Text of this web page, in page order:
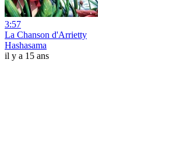
3:57
La Chanson d'Arrietty
Hashasama
il y a 15 ans